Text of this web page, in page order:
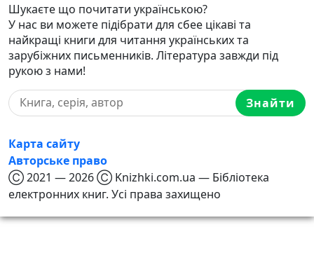
Шукаєте що почитати українською?
У нас ви можете підібрати для сбее цікаві та
найкращі книги для читання українських та
зарубіжних письменників. Література завжди під
рукою з нами!
Знайти
Карта сайту
Авторське право
Ⓒ 2021 — 2026 Ⓒ Knizhki.com.ua — Бібліотека
електронних книг. Усі права захищено